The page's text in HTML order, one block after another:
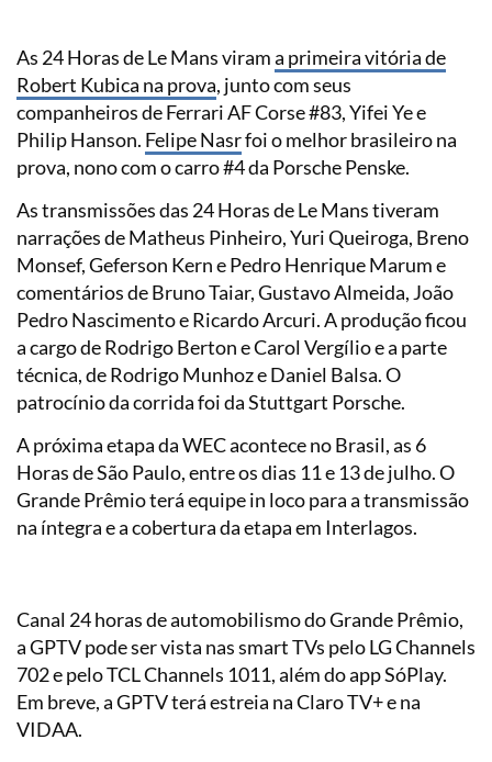
As 24 Horas de Le Mans virama primeira vitória de
Robert Kubica na prova, junto com seus
companheiros de Ferrari AF Corse #83, Yifei Ye e
Philip Hanson. Felipe Nasrfoi o melhor brasileiro na
prova, nono com o carro #4 da Porsche Penske.
As transmissões das 24 Horas de Le Mans tiveram
narrações de Matheus Pinheiro, Yuri Queiroga, Breno
Monsef, Geferson Kern e Pedro Henrique Marum e
comentários de Bruno Taiar, Gustavo Almeida, João
Pedro Nascimento e Ricardo Arcuri. A produção ficou
a cargo de Rodrigo Berton e Carol Vergílio e a parte
técnica, de Rodrigo Munhoz e Daniel Balsa. O
patrocínio da corrida foi da Stuttgart Porsche.
A próxima etapa da WEC acontece no Brasil, as 6
Horas de São Paulo, entre os dias 11 e 13 de julho. O
Grande Prêmio terá equipe in loco para a transmissão
na íntegra e a cobertura da etapa em Interlagos.
Canal 24 horas de automobilismo do Grande Prêmio,
a GPTV pode ser vista nas smart TVs pelo LG Channels
702 e pelo TCL Channels 1011, além do app SóPlay.
Em breve, a GPTV terá estreia na Claro TV+ e na
VIDAA.